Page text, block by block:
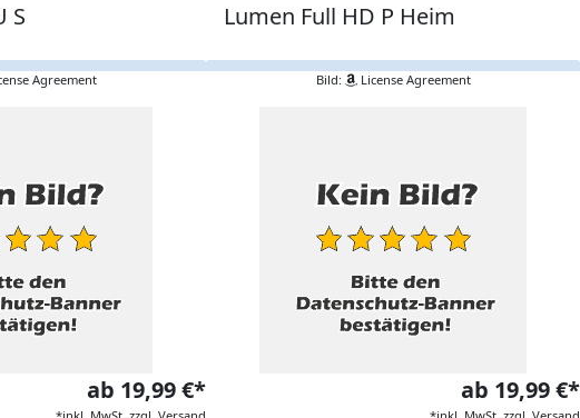
S
Lumen Full HD P Heim
Agreement
ab 19,99 €*
Bild: License Agreement
ab 19,99 €*